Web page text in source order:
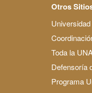
Otros
Toda la
Defensoría
Programa